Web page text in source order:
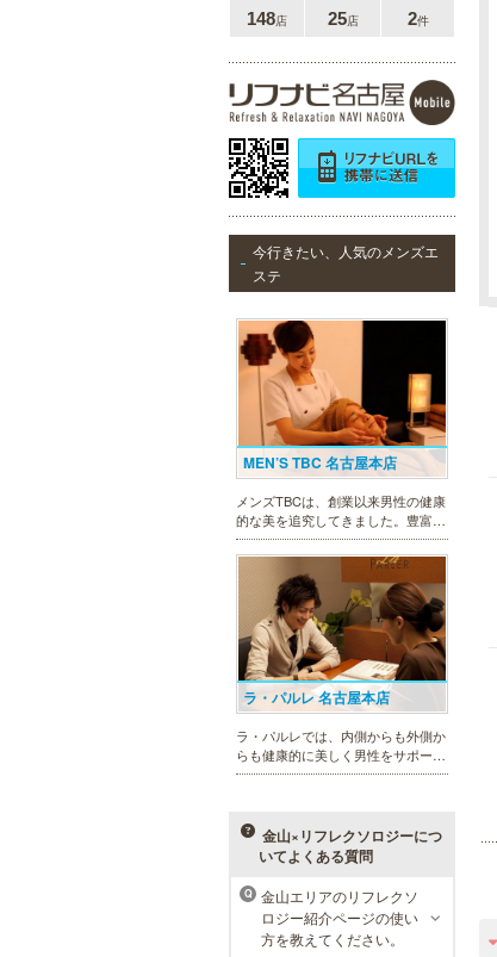
148店 25店 2件
今行きたい、人気のメンズエ
ステ
MEN’S TBC 名古屋本店
メンズTBCは、創業以来男性の健康
的な美を追究してきました。豊富な
脱毛メニューを始め、フェイシャル
ケア、下腹引き締め等、各種お得な
体験コースを取り揃えています。選
べる種類の多さで初めての方も安心
です。
ラ・パルレ 名古屋本店
ラ・パルレでは、内側からも外側か
らも健康的に美しく男性をサポー
ト。脱メタボリックやダイエット、
メニューをご用意。お得な体験コー
スも多数！
メンズリゼクリニック 名古屋
栄院
金山×リフレクソロジーにつ
いてよくある質問
Q
金山エリアのリフレクソ
ロジー紹介ページの使い
方を教えてください。